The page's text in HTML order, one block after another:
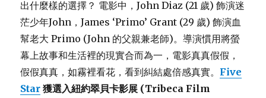
出什麼樣的選擇？ 電影中，John Diaz (21 歲) 飾演迷
茫少年John，James ‘Primo’ Grant (29 歲) 飾演血
幫老大 Primo (John 的父親兼老師)。導演慣用將螢
幕上故事和生活裡的現實合而為一，電影真真假假，
假假真真，如霧裡看花，看到糾結處倍感真實。 Five
Star 獲選入紐約翠貝卡影展 (Tribeca Film